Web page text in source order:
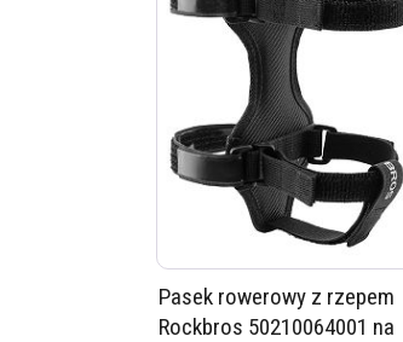
Pasek rowerowy z rzepem
Rockbros 50210064001 na